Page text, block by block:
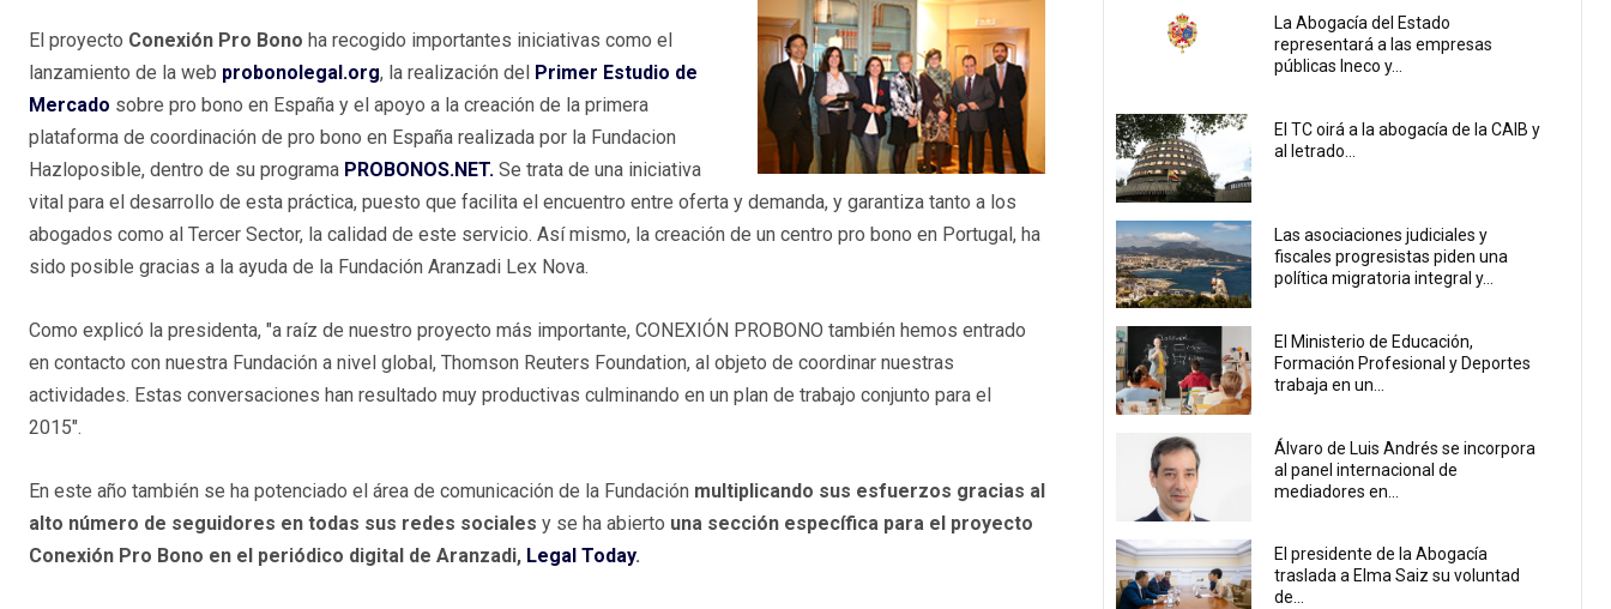
El proyecto Conexión Pro Bono ha recogido importantes iniciativas como el
lanzamiento de la web probonolegal.org, la realización del
Primer Estudio de
Mercado sobre pro bono en España y el apoyo a la creación de la primera
plataforma de coordinación de pro bono en España realizada por la Fundacion
Hazloposible, dentro de su programa PROBONOS.NET. Se trata de una iniciativa
vital para el desarrollo de esta práctica, puesto que facilita el encuentro entre oferta y demanda, y garantiza tanto a los
abogados como al Tercer Sector, la calidad de este servicio. Así mismo, la creación de un centro pro bono en Portugal, ha
sido posible gracias a la ayuda de la Fundación Aranzadi Lex Nova.
Como explicó la presidenta, "a raíz de nuestro proyecto más importante, CONEXIÓN PROBONO también hemos entrado
en contacto con nuestra Fundación a nivel global, Thomson Reuters Foundation, al objeto de coordinar nuestras
actividades. Estas conversaciones han resultado muy productivas culminando en un plan de trabajo conjunto para el
2015".
En este año también se ha potenciado el área de comunicación de la Fundación multiplicando sus esfuerzos gracias al
alto número de seguidores en todas sus redes sociales y se ha abierto una sección específica para el proyecto
Conexión Pro Bono en el periódico digital de Aranzadi, Legal Today.
La Abogacía del Estado
representará a las empresas
públicas Ineco y...
El TC oirá a la abogacía de la CAIB y
al letrado...
Las asociaciones judiciales y
fiscales progresistas piden una
política migratoria integral y...
El Ministerio de Educación,
Formación Profesional y Deportes
trabaja en un...
Álvaro de Luis Andrés se incorpora
al panel internacional de
mediadores en...
El presidente de la Abogacía
traslada a Elma Saiz su voluntad
de...